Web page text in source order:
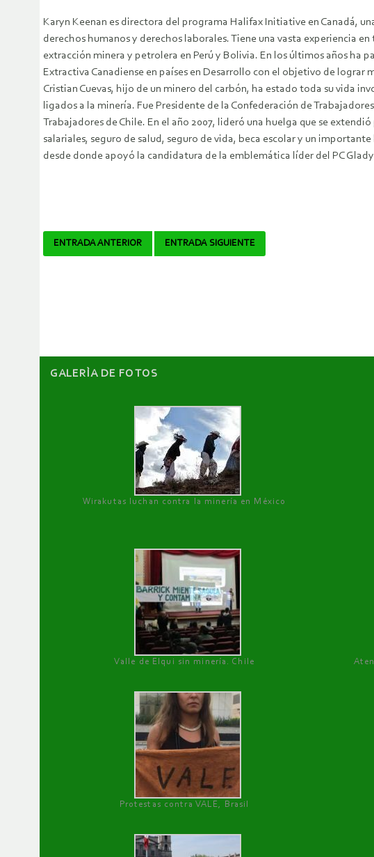
Karyn Keenan es directora del programa Halifax Initiative en Canadá,
derechos humanos y derechos laborales. Tiene una vasta experiencia
extracción minera y petrolera en Perú y Bolivia. En los últimos años ha
Extractiva Canadiense en países en Desarrollo con el objetivo de lograr
Cristian Cuevas, hijo de un minero del carbón, ha estado toda su vida
ligados a la minería. Fue Presidente de la Confederación de
Trabajadores de Chile. En el año 2007, lideró una huelga que se
salariales, seguro de salud, seguro de vida, beca escolar y un
desde donde apoyó la candidatura de la emblemática líder del PC
Navegador
ENTRADA ANTERIOR ENTRADA SIGUIENTE
GALERÌA DE FOTOS
Wirakutas luchan contra la minería en México
Valle de Elqui sin minería. Chile
Protestas contra VALE, Brasil